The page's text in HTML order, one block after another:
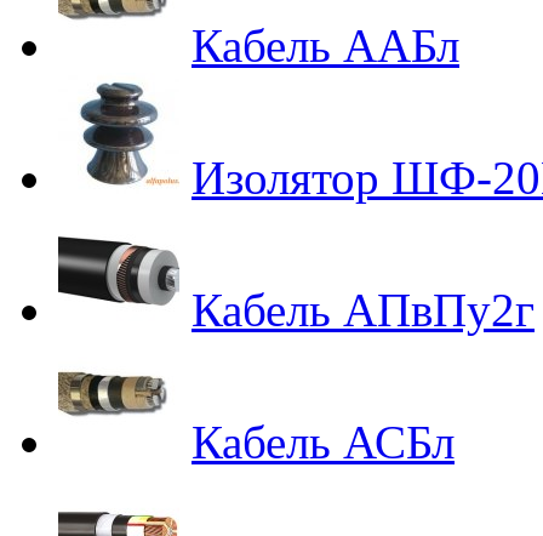
Кабель ААБл
Изолятор ШФ-
Кабель АПвПу2г
Кабель АСБл